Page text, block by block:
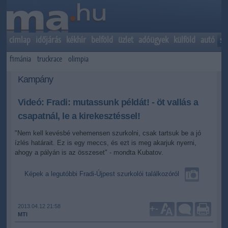
címlap időjárás kékhír belföld üzlet adóügyek külföld autó
f1mánia truckrace olimpia
Kampány
Videó: Fradi: mutassunk példát! - öt vallás a
csapatnál, le a kirekesztéssel!
"Nem kell kevésbé vehemensen szurkolni, csak tartsuk be a jó
ízlés határait. Ez is egy meccs, és ezt is meg akarjuk nyerni,
ahogy a pályán is az összeset" - mondta Kubatov.
Képek a legutóbbi Fradi-Újpest szurkolói találkozóról
2013.04.12 21:58
MTI
+-